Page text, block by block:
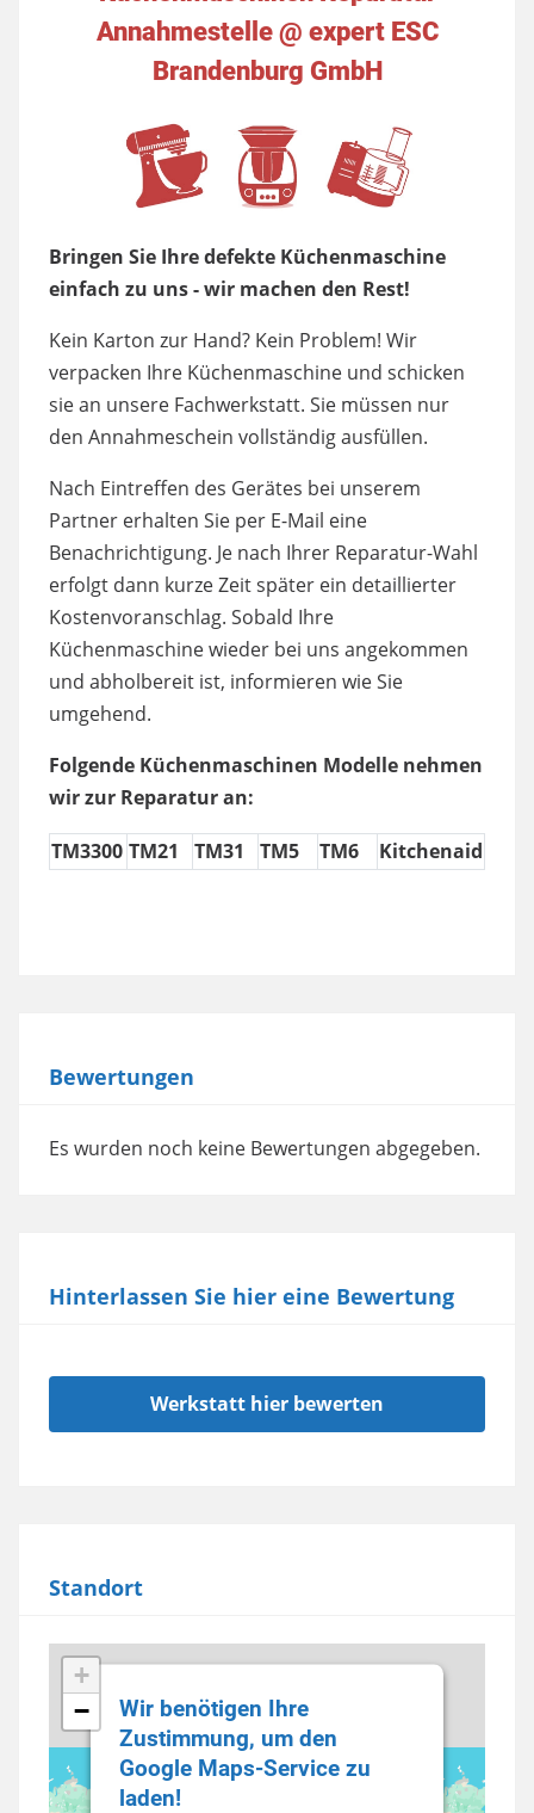
Annahmestelle @ expert ESC
Brandenburg GmbH
Bringen Sie Ihre defekte Küchenmaschine
einfach zu uns - wir machen den Rest!
Kein Karton zur Hand? Kein Problem! Wir
verpacken Ihre Küchenmaschine und schicken
sie an unsere Fachwerkstatt. Sie müssen nur
den Annahmeschein vollständig ausfüllen.
Nach Eintreffen des Gerätes bei unserem
Partner erhalten Sie per E-Mail eine
Benachrichtigung. Je nach Ihrer Reparatur-Wahl
erfolgt dann kurze Zeit später ein detaillierter
Kostenvoranschlag. Sobald Ihre
Küchenmaschine wieder bei uns angekommen
und abholbereit ist, informieren wie Sie
umgehend.
Folgende Küchenmaschinen Modelle nehmen
wir zur Reparatur an:
TM3300 TM21 TM31 TM5 TM6 Kitchenaid
Bewertungen
Es wurden noch keine Bewertungen abgegeben.
Hinterlassen Sie hier eine Bewertung
Werkstatt hier bewerten
Standort
+
−
Wir benötigen Ihre
Zustimmung, um den
Google Maps-Service zu
laden!